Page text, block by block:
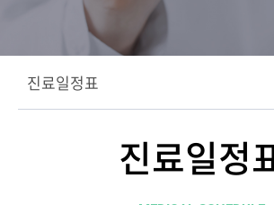
진료일정